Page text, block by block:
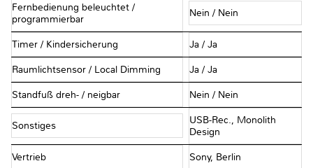
Fernbedienung beleuchtet /
programmierbar
Nein / Nein
Timer / Kindersicherung Ja / Ja
Raumlichtsensor / Local Dimming Ja / Ja
Standfuß dreh- / neigbar Nein / Nein
Sonstiges
USB-Rec., Monolith
Design
Vertrieb Sony, Berlin